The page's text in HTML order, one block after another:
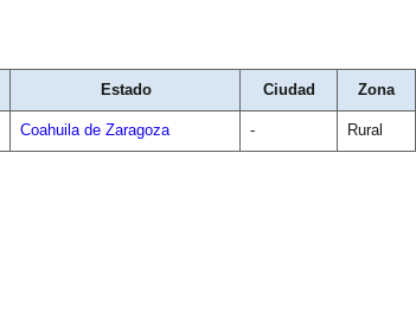
Estado Ciudad Zona
Coahuila de Zaragoza - Rural